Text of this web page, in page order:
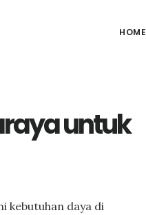
HOME
untuk
kebutuhan daya di